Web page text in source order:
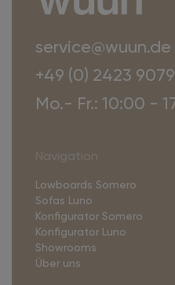
service@wuun.de
+49 (0) 2423
Mo.- Fr.: 10:00 -
Lowboards Somero
Sofas Luno
Konfigurator Somero
Konfigurator Luno
Showrooms
Über uns